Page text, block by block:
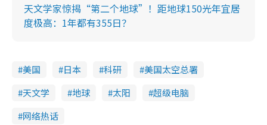
天文学家惊揭“第二个地球”！距地球150光年宜居
度极高：1年都有355日？
美国 日本 科研
美国太空总署
天文学
地球 太阳
超级电脑
网络热话